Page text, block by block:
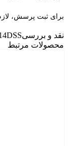
برای ثبت پرسش،
نقد و بررسی
محصولات مرتبط